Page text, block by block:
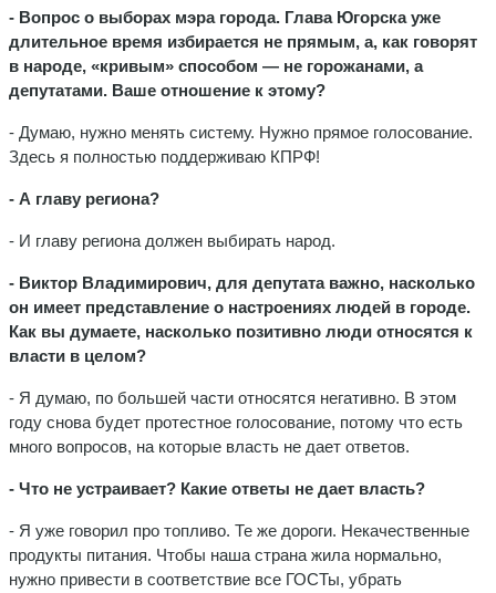
- Вопрос о выборах мэра города. Глава Югорска уже
длительное время избирается не прямым, а, как говорят
в народе, «кривым» способом — не горожанами, а
депутатами. Ваше отношение к этому?
- Думаю, нужно менять систему. Нужно прямое голосование.
Здесь я полностью поддерживаю КПРФ!
- А главу региона?
- И главу региона должен выбирать народ.
- Виктор Владимирович, для депутата важно, насколько
он имеет представление о настроениях людей в городе.
Как вы думаете, насколько позитивно люди относятся к
власти в целом?
- Я думаю, по большей части относятся негативно. В этом
году снова будет протестное голосование, потому что есть
много вопросов, на которые власть не дает ответов.
- Что не устраивает? Какие ответы не дает власть?
- Я уже говорил про топливо. Те же дороги. Некачественные
продукты питания. Чтобы наша страна жила нормально,
нужно привести в соответствие все ГОСТы, убрать